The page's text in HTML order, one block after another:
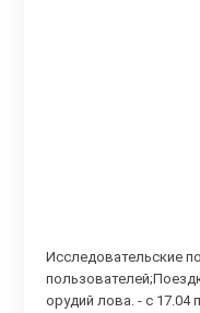
Исследовательские
орудий лова. - с 17.04